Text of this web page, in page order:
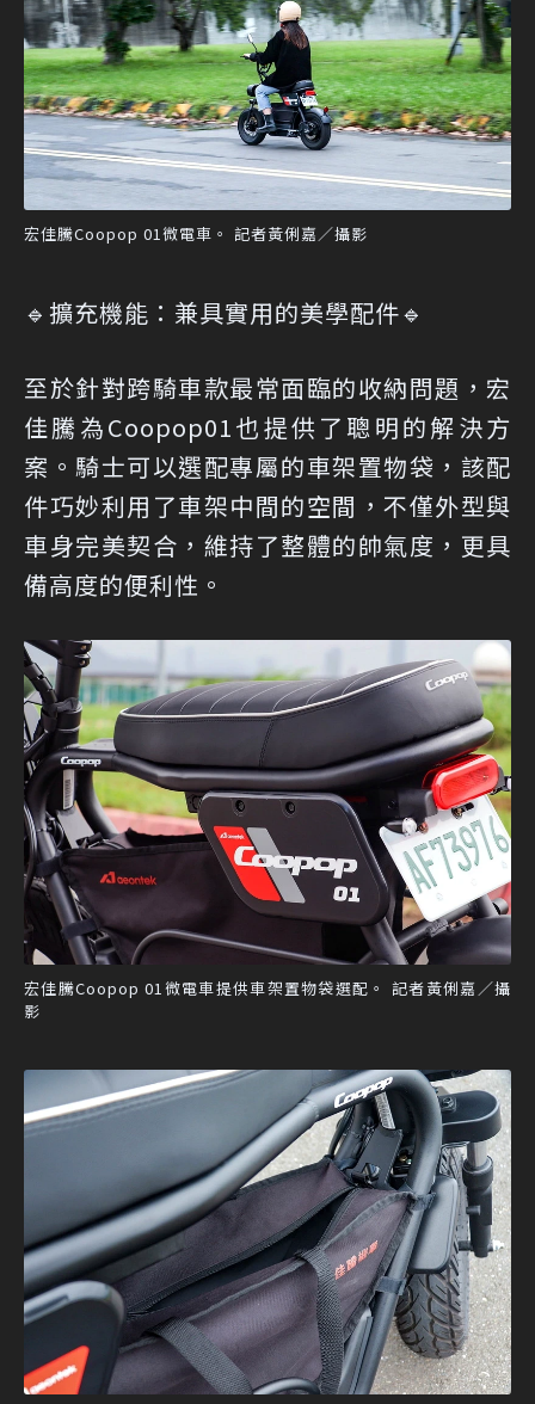
宏佳騰Coopop 01微電車。 記者黃俐嘉／攝影
🔹擴充機能：兼具實用的美學配件🔹
至於針對跨騎車款最常面臨的收納問題，宏
佳騰為Coopop01也提供了聰明的解決方
案。騎士可以選配專屬的車架置物袋，該配
件巧妙利用了車架中間的空間，不僅外型與
車身完美契合，維持了整體的帥氣度，更具
備高度的便利性。
宏佳騰Coopop 01微電車提供車架置物袋選配。 記者黃俐嘉／攝
影